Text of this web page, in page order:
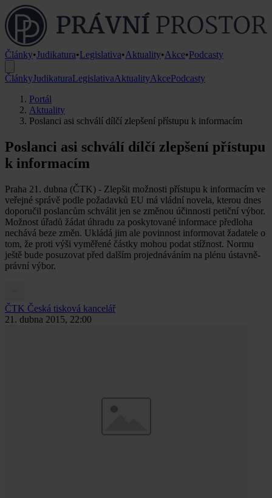
Články•Judikatura•Legislativa•Aktuality•Akce•Podcasty
ČlánkyJudikaturaLegislativaAktualityAkcePodcasty
Portál
Aktuality
Poslanci asi schválí dílčí zlepšení přístupu k informacím
Poslanci asi schválí dílčí zlepšení přístupu
k informacím
Praha 21. dubna (ČTK) - Zlepšit možnosti přístupu k informacím ve
veřejné správě podle požadavků EU má vládní novela, kterou dnes
doporučil poslancům schválit jen se změnou účinnosti petiční výbor.
Možnost úřadů žádat úhradu za poskytované informace předloha
nechává beze změn. Ukládá jim ale povinnost informovat žadatele o
tom, že proti výši vyměřené částky mohou podat stížnost. Normu
ještě bude posuzovat před dalším projednáváním na plénu ústavně-
právní výbor.
ČTK Česká tisková kancelář
21. dubna 2015, 22:00